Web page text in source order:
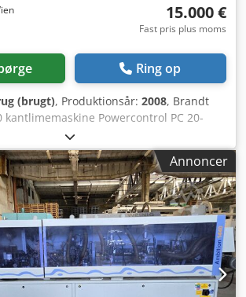
15.000 €
Fast pris plus moms
Ring op
(brugt), Produktionsår: 2008, Brandt
kantlimemaskine Powercontrol PC 20-
0,4–8 mm Kanthøjde 8–60 mm
DIA-fræser Klipning Crsdox Dzw Njpfx
Radiusaftrækningskniv
Poléraggregat Maskinlængde 4360
og værktøj Årgang 2008 Pris 15.000,-
Annoncer